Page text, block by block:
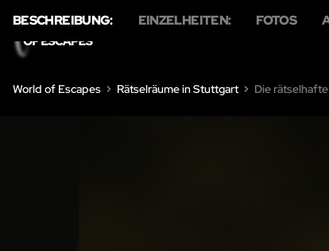
World of Escapes Rätselräume in Stuttgart Die
BESCHREIBUNG: EINZELHEITEN: FOTOS